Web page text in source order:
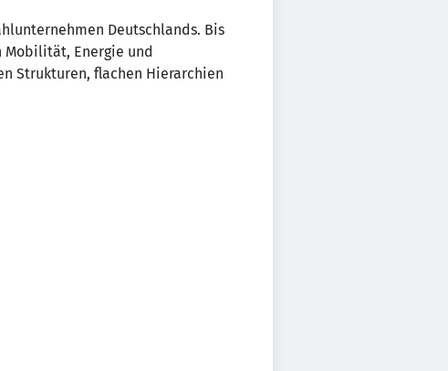
Deutschlands. Bis
Mobilität, Energie und
Strukturen, flachen Hierarchien